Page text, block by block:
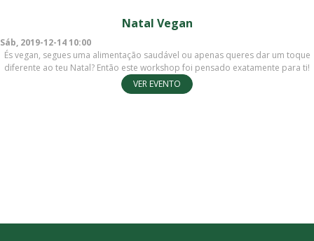
Natal Vegan
Sáb, 2019-12-14 10:00
És vegan, segues uma alimentação saudável ou apenas queres dar um toque
diferente ao teu Natal? Então este workshop foi pensado exatamente para ti!
VER EVENTO